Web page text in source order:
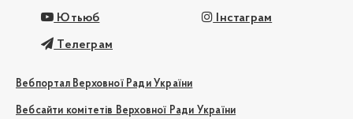
Ютьюб Інстаграм
Телеграм
Вебпортал Верховної Ради України
Вебсайти комітетів Верховної Ради України